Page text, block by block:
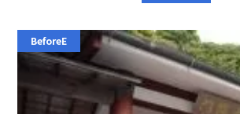
採用情報
新卒採用中途採用
BeforeE